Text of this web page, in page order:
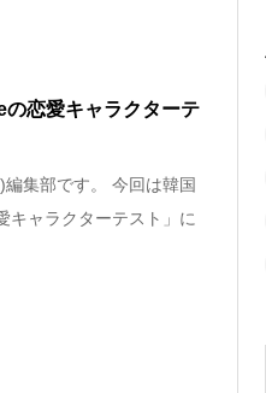
の恋愛キャラクターテ
集部です。 今回は韓国
キャラクターテスト」に